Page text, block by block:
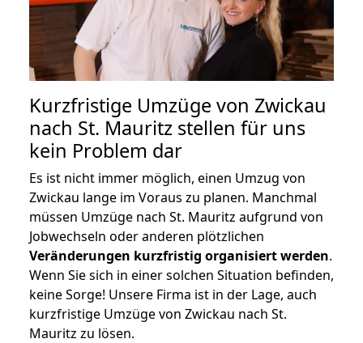
Kurzfristige Umzüge von Zwickau
nach St. Mauritz stellen für uns
kein Problem dar
Es ist nicht immer möglich, einen Umzug von
Zwickau lange im Voraus zu planen. Manchmal
müssen Umzüge nach St. Mauritz aufgrund von
Jobwechseln oder anderen plötzlichen
Veränderungen kurzfristig organisiert werden.
Wenn Sie sich in einer solchen Situation befinden,
keine Sorge! Unsere Firma ist in der Lage, auch
kurzfristige Umzüge von Zwickau nach St.
Mauritz zu lösen.